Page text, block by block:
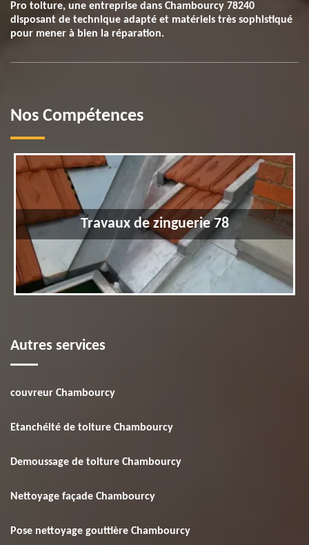
Pro toiture, une entreprise dans Chambourcy 78240
disposant de technique adapté et matériels très sophistiqué
pour mener à bien la réparation.
Nos Compétences
Travaux de zinguerie 78
Autres services
couvreur Chambourcy
Etanchéité de toiture Chambourcy
Demoussage de toiture Chambourcy
Nettoyage façade Chambourcy
Pose nettoyage gouttière Chambourcy